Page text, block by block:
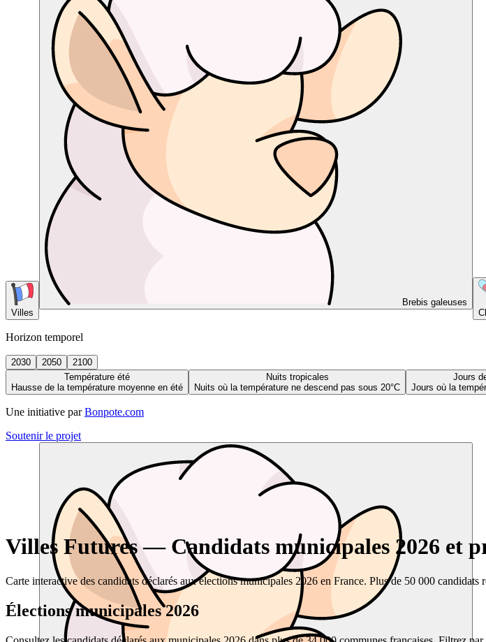
Villes
Brebis galeuses
Horizon temporel
2030 2050
2100
Température été
Hausse de la température moyenne en été
Nuits tropicales
Nuits où la température ne descend pas sous 20°C
Jours
Jours où la
Une initiative par Bonpote.com
Soutenir le projet
Villes Futures — Candidats municipales 2026 et
Carte interactive des candidats déclarés aux élections municipales 2026 en France. Plus de 50 000
Élections municipales 2026